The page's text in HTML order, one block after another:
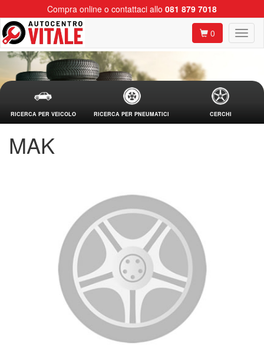
Compra online o contattaci allo 081 879 7018
0
RICERCA PER VEICOLO RICERCA PER PNEUMATICI CERCHI
MAK